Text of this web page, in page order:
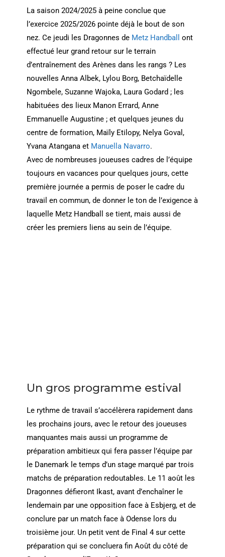
La saison 2024/2025 à peine conclue que
l’exercice 2025/2026 pointe déjà le bout de son
nez. Ce jeudi les Dragonnes de Metz Handball
ont
effectué leur grand retour sur le terrain
d’entraînement des Arènes dans les rangs ? Les
nouvelles Anna Albek, Lylou Borg, Betchaïdelle
Ngombele, Suzanne Wajoka, Laura Godard ; les
habituées des lieux Manon Errard, Anne
Emmanuelle Augustine ; et quelques jeunes du
centre de formation, Maïly Etilopy, Nelya Goval,
Yvana Atangana et Manuella Navarro.
Avec de nombreuses joueuses cadres de l’équipe
toujours en vacances pour quelques jours, cette
première journée a permis de poser le cadre du
travail en commun, de donner le ton de l’exigence à
laquelle Metz Handball se tient, mais aussi de
créer les premiers liens au sein de l’équipe.
Un gros programme estival
Le rythme de travail s’accélèrera rapidement dans
les prochains jours, avec le retour des joueuses
manquantes mais aussi un programme de
préparation ambitieux qui fera passer l’équipe par
le Danemark le temps d’un stage marqué par trois
matchs de préparation redoutables. Le 11 août les
Dragonnes défieront Ikast, avant d’enchaîner le
lendemain par une opposition face à Esbjerg, et de
conclure par un match face à Odense lors du
troisième jour. Un petit vent de Final 4 sur cette
préparation qui se concluera fin Août du côté de